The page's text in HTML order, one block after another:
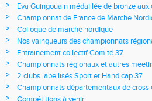
>
Eva Guingouain médaillée de bronze
jeunes
>
Championnat de France de Marche
>
Colloque de marche nordique
>
Nos vainqueurs des championnats
>
Entrainement collectif Comité 37
>
Championnats régionaux et autres
>
2 clubs labellisés Sport et Handicap 37
>
Championnats départementaux de cross
longs et meetings en salle
>